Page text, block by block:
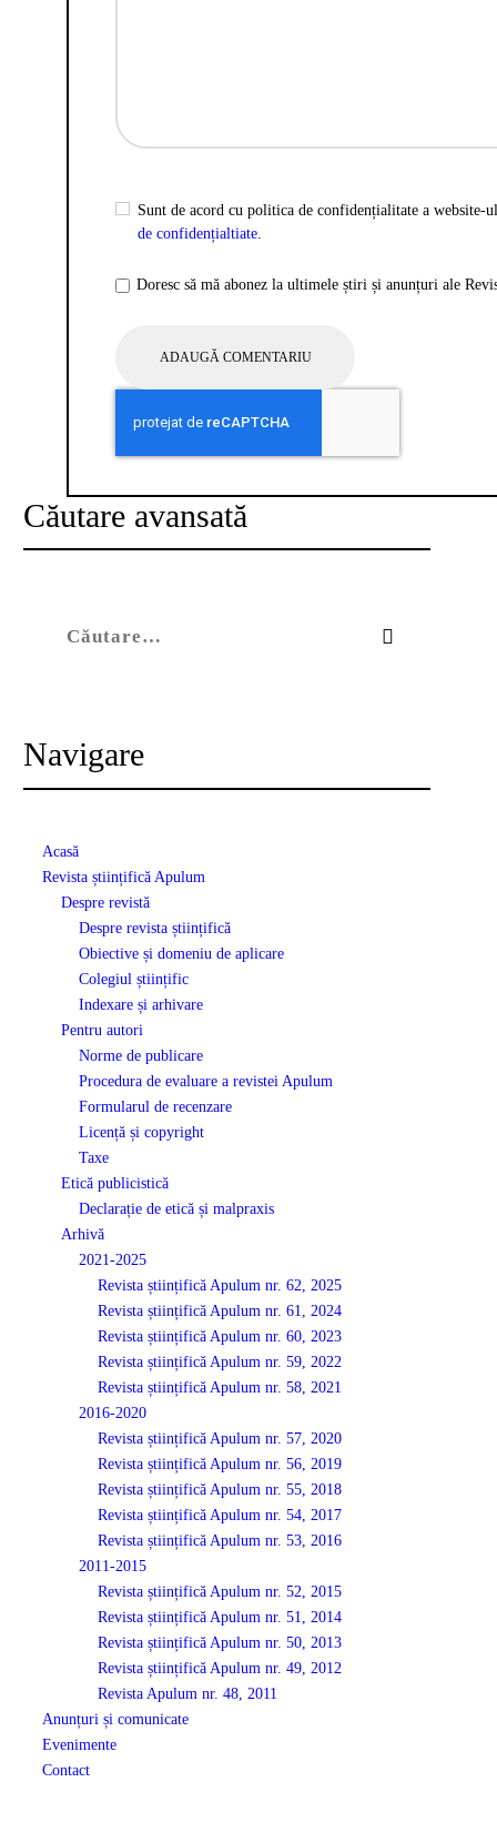
Sunt de acord cu politica de confidențialitate a
de confidențialtiate.
Doresc să mă abonez la ultimele știri și anunțuri ale
Căutare avansată
Navigare
Acasă
Revista științifică Apulum
Despre revistă
Despre revista științifică
Obiective și domeniu de aplicare
Colegiul științific
Indexare și arhivare
Pentru autori
Norme de publicare
Procedura de evaluare a revistei Apulum
Formularul de recenzare
Licență și copyright
Taxe
Etică publicistică
Declarație de etică și malpraxis
Arhivă
2021-2025
Revista științifică Apulum nr. 62, 2025
Revista științifică Apulum nr. 61, 2024
Revista științifică Apulum nr. 60, 2023
Revista științifică Apulum nr. 59, 2022
Revista științifică Apulum nr. 58, 2021
2016-2020
Revista științifică Apulum nr. 57, 2020
Revista științifică Apulum nr. 56, 2019
Revista științifică Apulum nr. 55, 2018
Revista științifică Apulum nr. 54, 2017
Revista științifică Apulum nr. 53, 2016
2011-2015
Revista științifică Apulum nr. 52, 2015
Revista științifică Apulum nr. 51, 2014
Revista științifică Apulum nr. 50, 2013
Revista științifică Apulum nr. 49, 2012
Revista Apulum nr. 48, 2011
Anunțuri și comunicate
Evenimente
Contact